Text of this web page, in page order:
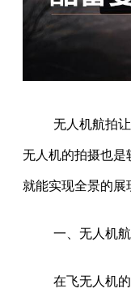
无人机航拍
无人机的拍摄也是
就能实现全景的展
一、无人机
在飞无人机